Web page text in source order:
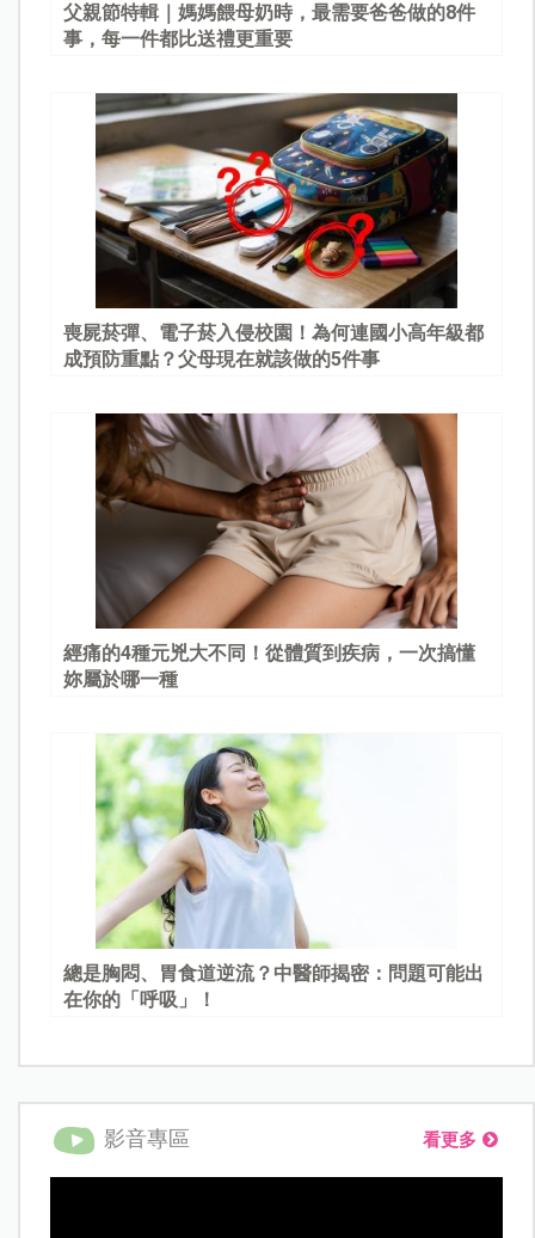
父親節特輯｜媽媽餵母奶時，最需要爸爸做的8件
事，每一件都比送禮更重要
喪屍菸彈、電子菸入侵校園！為何連國小高年級都
成預防重點？父母現在就該做的5件事
經痛的4種元兇大不同！從體質到疾病，一次搞懂
妳屬於哪一種
總是胸悶、胃食道逆流？中醫師揭密：問題可能出
在你的「呼吸」！
影音專區 看更多